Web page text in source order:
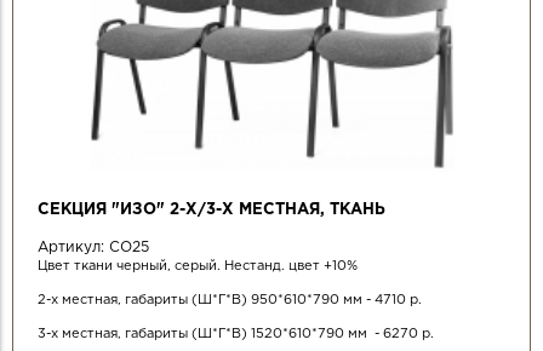
СЕКЦИЯ "ИЗО" 2-Х/3-Х МЕСТНАЯ, ТКАНЬ
Артикул: СО25
Цвет ткани черный, серый. Нестанд. цвет +10%
2-х местная, габариты (Ш*Г*В) 950*610*790 мм - 4710 р.
3-х местная, габариты (Ш*Г*В) 1520*610*790 мм - 6270 р.